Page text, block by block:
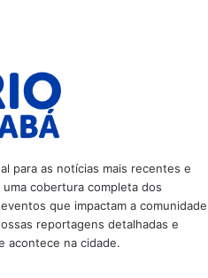
para as notícias mais recentes e
cobertura completa dos
que impactam a comunidade
reportagens detalhadas e
acontece na cidade.